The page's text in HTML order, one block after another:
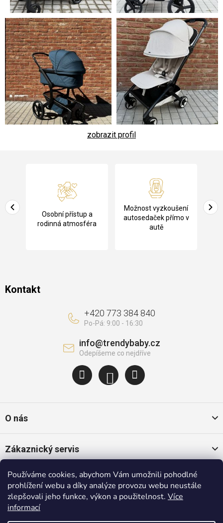
Používáme cookies, abychom Vám umožnili pohodlné
prohlížení webu a díky analýze provozu webu neustále
zlepšovali jeho funkce, výkon a použitelnost. Více
informací
zobrazit profil
a
Osobní přístup a
rodinná atmosféra
Možnost vyzkoušení
autosedaček přímo v
autě
Kontakt
info@trendybaby.cz
+420 773 384 840
O nás
Zákaznický servis
Oblíbené kategorie
Populární značky